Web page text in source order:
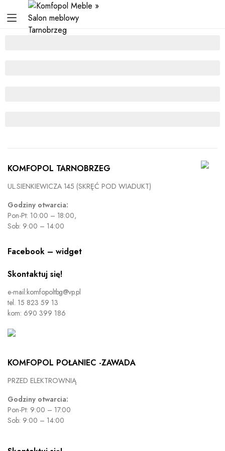
KOMFOPOL TARNOBRZEG
UL.SIENKIEWICZA 145 (SKRĘĆ POD WIADUKT)
Godziny otwarcia:
Pon-Pt: 10:00 – 18:00,
Sob: 9:00 – 14:00
Facebook – widget
Skontaktuj się!
e-mail:komfopoltbg@vp.pl
tel. 15 823 59 13
kom: 690 399 186
KOMFOPOL POŁANIEC -ZAWADA
PRZED ELEKTROWNIĄ
Godziny otwarcia:
Pon-Pt: 9:00 – 17:00
Sob: 9:00 – 14:00